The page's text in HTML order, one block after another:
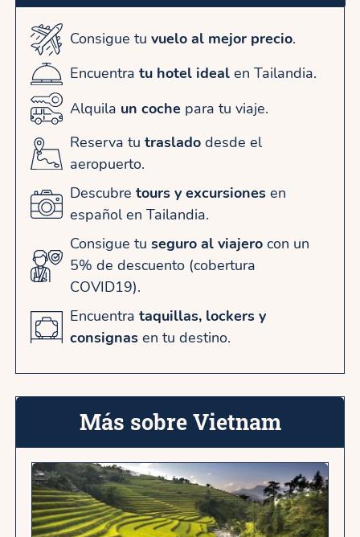
Consigue tu vuelo al mejor precio.
Encuentra tu hotel ideal en Tailandia.
Alquila un coche para tu viaje.
Reserva tu traslado desde el
aeropuerto.
Descubre tours y excursiones en
español en Tailandia.
Consigue tu seguro al viajero con un
5% de descuento (cobertura
COVID19).
Encuentra taquillas, lockers y
consignas en tu destino.
Más sobre Vietnam